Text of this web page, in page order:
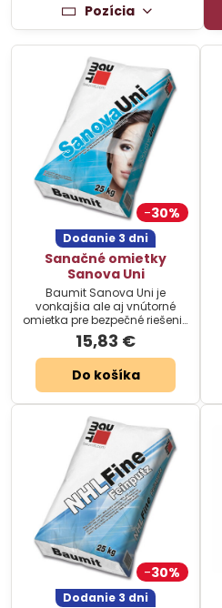
Pozícia
30%
Dodanie 3 dni
Sanačné omietky
Sanova Uni
Baumit Sanova Uni je
vonkajšia ale aj vnútorné
omietka pre bezpečné riešenie
vlhkého muriva v pivniciach,
na sokloch, ...
15,83 €
Do košíka
30%
Dodanie 3 dni